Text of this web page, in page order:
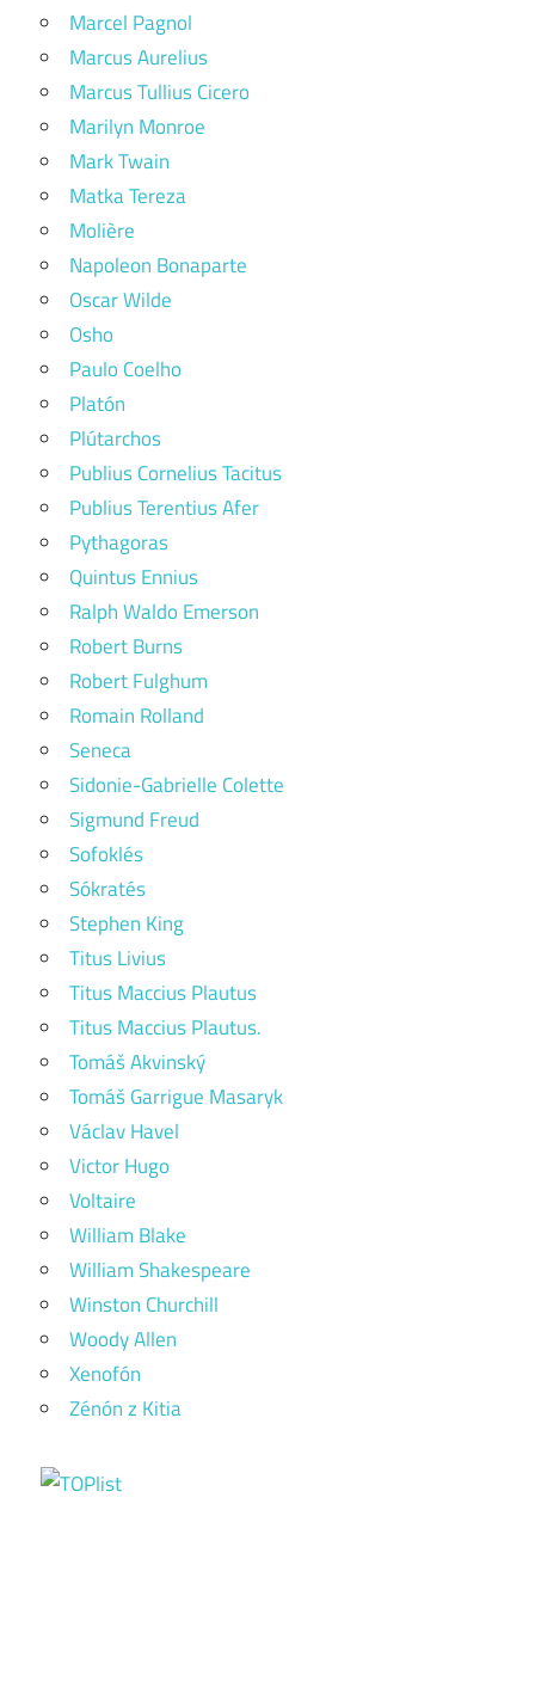
Marcel Pagnol
Marcus Aurelius
Marcus Tullius Cicero
Marilyn Monroe
Mark Twain
Matka Tereza
Molière
Napoleon Bonaparte
Oscar Wilde
Osho
Paulo Coelho
Platón
Plútarchos
Publius Cornelius Tacitus
Publius Terentius Afer
Pythagoras
Quintus Ennius
Ralph Waldo Emerson
Robert Burns
Robert Fulghum
Romain Rolland
Seneca
Sidonie-Gabrielle Colette
Sigmund Freud
Sofoklés
Sókratés
Stephen King
Titus Livius
Titus Maccius Plautus
Titus Maccius Plautus.
Tomáš Akvinský
Tomáš Garrigue Masaryk
Václav Havel
Victor Hugo
Voltaire
William Blake
William Shakespeare
Winston Churchill
Woody Allen
Xenofón
Zénón z Kitia